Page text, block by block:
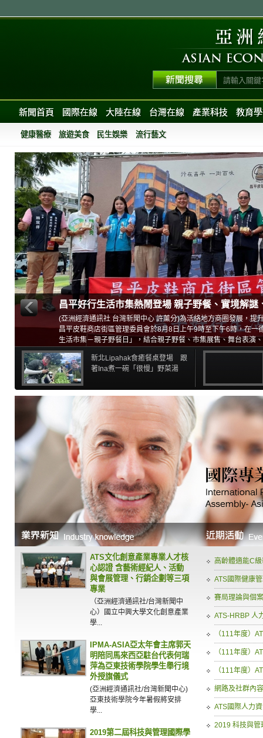
新聞首頁 國際在線 大陸在線 台灣在線 產業科技 教育
健康醫療 旅遊美食 民生娛樂 流行藝文
昌平好行生活市集熱鬧登場 親子野餐、實境解謎
(亞洲經濟通訊社 台灣新聞中心 許薰分)為活絡地方商圈發展，提
昌平皮鞋商店街區管理委員會於8月8日上午9時至下午6時，在一
生活市集－親子野餐日」，結合親子野餐、市集展售、舞台表演
多元活動，邀請市民朋友一同走進昌平商圈，在父親節前夕共享
新北Lipahak食癒餐桌登場 跟
著Ina煮一碗「很慢」野菜湯
ATS文化創意產業專業人才核
心認證 含藝術經紀人、活動
與會展管理、行銷企劃等三項
專業
（亞洲經濟通訊社/台灣新聞中
心）國立中興大學文化創意產業
學...
IPMA-ASIA亞太年會主席郭天
明陪同馬來西亞駐台代表何瑞
萍為亞東技術學院學生舉行境
外授旗儀式
(亞洲經濟通訊社/台灣新聞中心)
亞東技術學院今年暑假將安排
學...
2019第二屆科技與管理國際學
高齡體適能C
ATS國際健康
賽局理論與個
ATS-HRBP 人
（111年度）
（111年度）
（111年度）
網路及社群內
ATS國際人力
2019 科技與管